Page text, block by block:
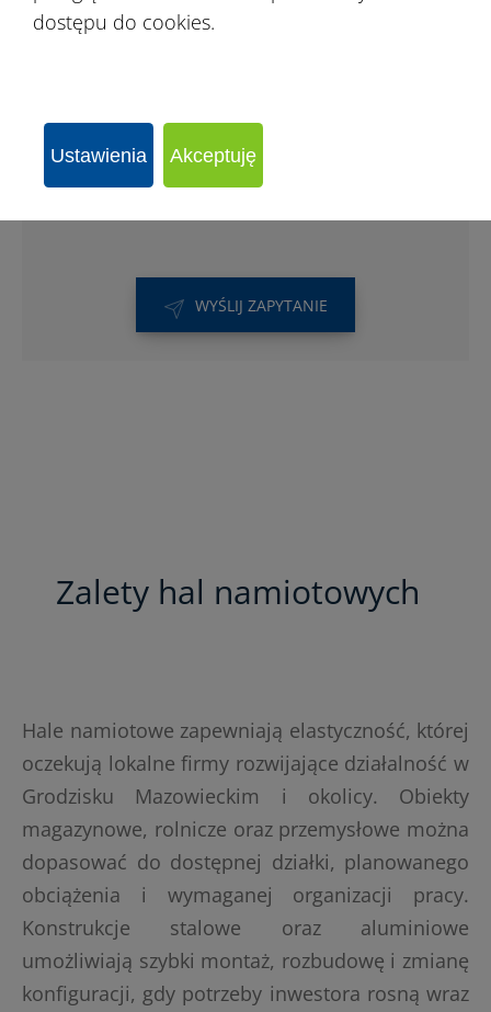
Hale sportowe w Grodzisku Mazowieckim
mogą osłaniać boiska, korty, strefy
WYŚLIJ ZAPYTANIE
Zalety hal namiotowych
Hale namiotowe zapewniają elastyczność, której
oczekują lokalne firmy rozwijające działalność w
Grodzisku Mazowieckim i okolicy. Obiekty
magazynowe, rolnicze oraz przemysłowe można
dopasować do dostępnej działki, planowanego
obciążenia i wymaganej organizacji pracy.
Konstrukcje stalowe oraz aluminiowe
umożliwiają szybki montaż, rozbudowę i zmianę
konfiguracji, gdy potrzeby inwestora rosną wraz
dostępu do cookies.
Ustawienia Akceptuję